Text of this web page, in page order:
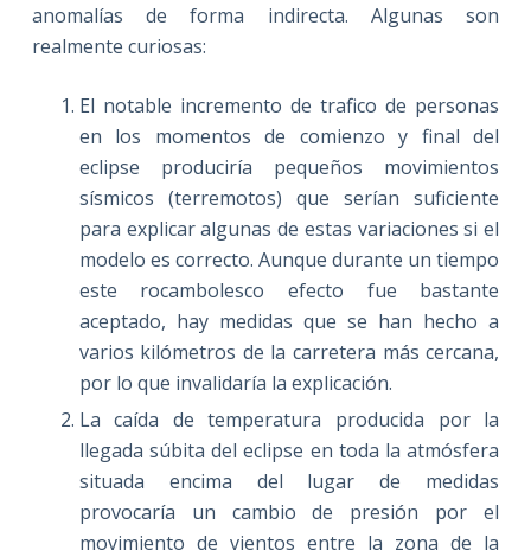
anomalías de forma indirecta. Algunas son
realmente curiosas:
El notable incremento de trafico de personas
en los momentos de comienzo y final del
eclipse produciría pequeños movimientos
sísmicos (terremotos) que serían suficiente
para explicar algunas de estas variaciones si el
modelo es correcto. Aunque durante un tiempo
este rocambolesco efecto fue bastante
aceptado, hay medidas que se han hecho a
varios kilómetros de la carretera más cercana,
por lo que invalidaría la explicación.
La caída de temperatura producida por la
llegada súbita del eclipse en toda la atmósfera
situada encima del lugar de medidas
provocaría un cambio de presión por el
movimiento de vientos entre la zona de la